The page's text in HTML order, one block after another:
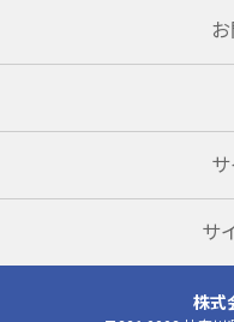
サ
株式